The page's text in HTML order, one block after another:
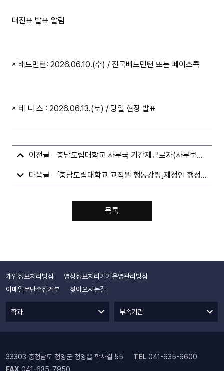
대진표 발표 알림
※ 배드민턴: 2026.06.10.(수) / 전국배드민턴 또는 페이스콕
※ 테 니 스 : 2026.06.13.(토) / 당일 현장 발표
충남도립대학교 사무국 기간제근로자(사무보조) 최종합격자 공고
「충남도립대학교 교직원 행동강령」제정안 행정예고
목록
개인정보처리방침
영상정보처리기기운영관리방침
이메일무단수집거부
찾아오시는길
학과 부속기관
33303 충청남도 청양군 청양읍 학사길 55 TEL 041-635-6600